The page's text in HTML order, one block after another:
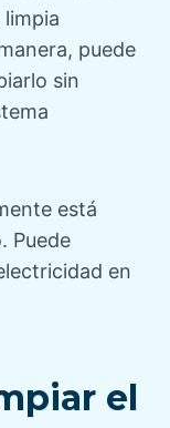
puede
sin
está
Puede
en
el